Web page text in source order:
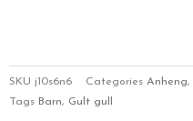
SKU j10s6n6 Categories Anheng,
Tags Barn, Gult gull